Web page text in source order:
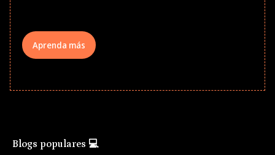
Aprenda más
Blogs populares 💻